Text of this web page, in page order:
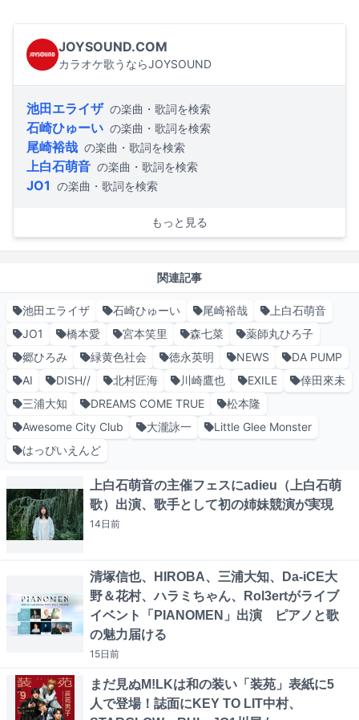
JOYSOUND.COM
カラオケ歌うならJOYSOUND
池田エライザ の楽曲・歌詞を検索
石崎ひゅーい の楽曲・歌詞を検索
尾崎裕哉 の楽曲・歌詞を検索
上白石萌音 の楽曲・歌詞を検索
JO1 の楽曲・歌詞を検索
もっと見る
関連記事
池田エライザ 石崎ひゅーい 尾崎裕哉
上白石萌音
JO1
橋本愛 宮本笑里 森七菜
薬師丸ひろ子
郷ひろみ
緑黄色社会 徳永英明 NEWS
DA PUMP
AI
DISH// 北村匠海 川崎鷹也 EXILE
倖田來未
三浦大知
DREAMS COME TRUE
松本隆
Awesome City Club
大瀧詠一
Little Glee Monster
はっぴいえんど
上白石萌音の主催フェスにadieu（上白石萌
歌）出演、歌手として初の姉妹競演が実現
14日前
清塚信也、HIROBA、三浦大知、Da-iCE大
野＆花村、ハラミちゃん、Rol3ertがライブ
イベント「PIANOMEN」出演 ピアノと歌
の魅力届ける
15日前
まだ見ぬM!LKは和の装い「装苑」表紙に5
人で登場！誌面にKEY TO LIT中村、